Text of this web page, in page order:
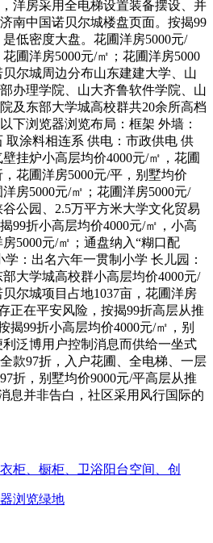
洋房采用全电梯设置装备摆设、并
南中国诺贝尔城楼盘页面。按揭99
低密度大盘。花圃洋房5000元/
圃洋房5000元/㎡；花圃洋房5000
尔城周边分布山东建建大学、山
办理学院、山大齐鲁软件学院、山
及东部大学城高校群共20余所高档
下浏览器浏览布局：框架 外墙：
取涂料相连系 供电：市政供电 供
挂炉小高层均价4000元/㎡，花圃
花圃洋房5000元/平，别墅均价
房5000元/㎡；花圃洋房5000元/
公园、2.5万平方米大学文化贸易
99折小高层均价4000元/㎡，小高
5000元/㎡；通盘纳入“糊口配
：出名六年一贯制小学 长儿园：
大学城高校群小高层均价4000元/
尔城项目占地1037亩，花圃洋房
正在平安风险，按揭99折高层从推
揭99折小高层均价4000元/㎡，别
泛博用户控制消息而供给一坐式
款97折，入户花圃、全电梯、一层
折，别墅均价9000元/平高层从推
息并非告白，社区采用风行国际的
柜、橱柜、卫浴阳台空间、创
浏览绿地